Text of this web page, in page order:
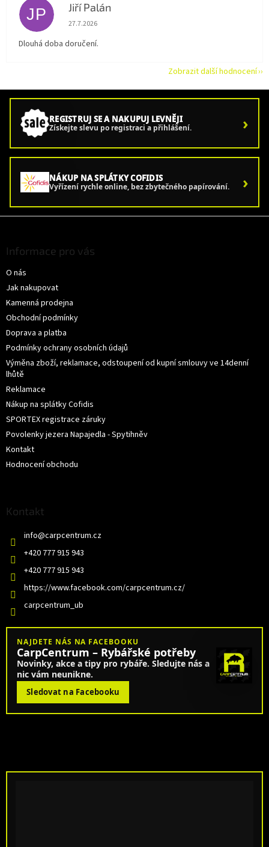
JP Jiří Palán
Hodnocení obchodu je 5 z 5 hvězdiček.
27.7.2026
Dlouhá doba doručení.
Zobrazit další hodnocení
REGISTRUJ SE A NAKUPUJ LEVNĚJI
Získejte slevu po registraci a přihlášení. ›
NÁKUP NA SPLÁTKY COFIDIS
Vyřízení rychle online, bez zbytečného papírování. ›
Informace pro vás
O nás
Jak nakupovat
Kamenná prodejna
Obchodní podmínky
Doprava a platba
Podmínky ochrany osobních údajů
Výměna zboží, reklamace, odstoupení od kupní smlouvy ve 14denní
lhůtě
Reklamace
Nákup na splátky Cofidis
SPORTEX registrace záruky
Povolenky jezera Napajedla - Spytihněv
Kontakt
Hodnocení obchodu
Kontakt
info@carpcentrum.cz
+420 777 915 943
+420 777 915 943
https://www.facebook.com/carpcentrum.cz/
carpcentrum_ub
NAJDETE NÁS NA FACEBOOKU
CarpCentrum – Rybářské potřeby
Novinky, akce a tipy pro rybáře. Sledujte nás a
nic vám neunikne.
Sledovat na Facebooku